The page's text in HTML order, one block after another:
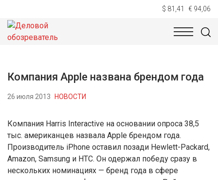
$ 81,41 € 94,06
НОВОСТИ
Компания Apple названа брендом года
26 июля 2013 НОВОСТИ
Компания Harris Interactive на основании опроса 38,5
тыс. американцев назвала Apple брендом года.
Производитель iPhone оставил позади Hewlett-Packard,
Amazon, Samsung и HTC. Он одержал победу сразу в
нескольких номинациях — бренд года в сфере